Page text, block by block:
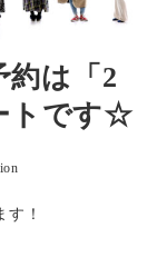
約は「2
トです☆
！